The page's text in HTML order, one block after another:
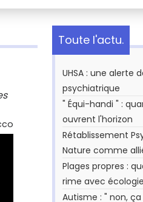
Toute l'actu.
UHSA : une alerte
psychiatrique
" Équi-handi " :
ouvrent l'horizon
Rétablissement
Nature comme
Plages propres :
rime avec écologie
Autisme : " non,